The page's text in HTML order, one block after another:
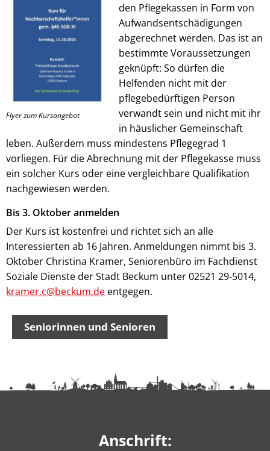
Flyer zum Kursangebot
den Pflegekassen in Form von
Aufwandsentschädigungen
abgerechnet werden. Das ist an
bestimmte Voraussetzungen
geknüpft: So dürfen die
Helfenden nicht mit der
pflegebedürftigen Person
verwandt sein und nicht mit ihr
in häuslicher Gemeinschaft
leben. Außerdem muss mindestens Pflegegrad 1
vorliegen. Für die Abrechnung mit der Pflegekasse muss
ein solcher Kurs oder eine vergleichbare Qualifikation
nachgewiesen werden.
Bis 3. Oktober anmelden
Der Kurs ist kostenfrei und richtet sich an alle
Interessierten ab 16 Jahren. Anmeldungen nimmt bis 3.
Oktober Christina Kramer, Seniorenbüro im Fachdienst
Soziale Dienste der Stadt Beckum unter 02521 29-5014,
kramer.c@beckum.de entgegen.
Seniorinnen und Senioren
Anschrift: